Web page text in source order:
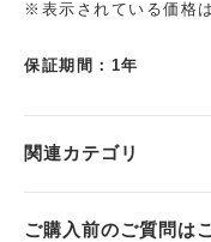
※表示されている価格は
保証期間：1年
関連カテゴリ
ご購入前のご質問は